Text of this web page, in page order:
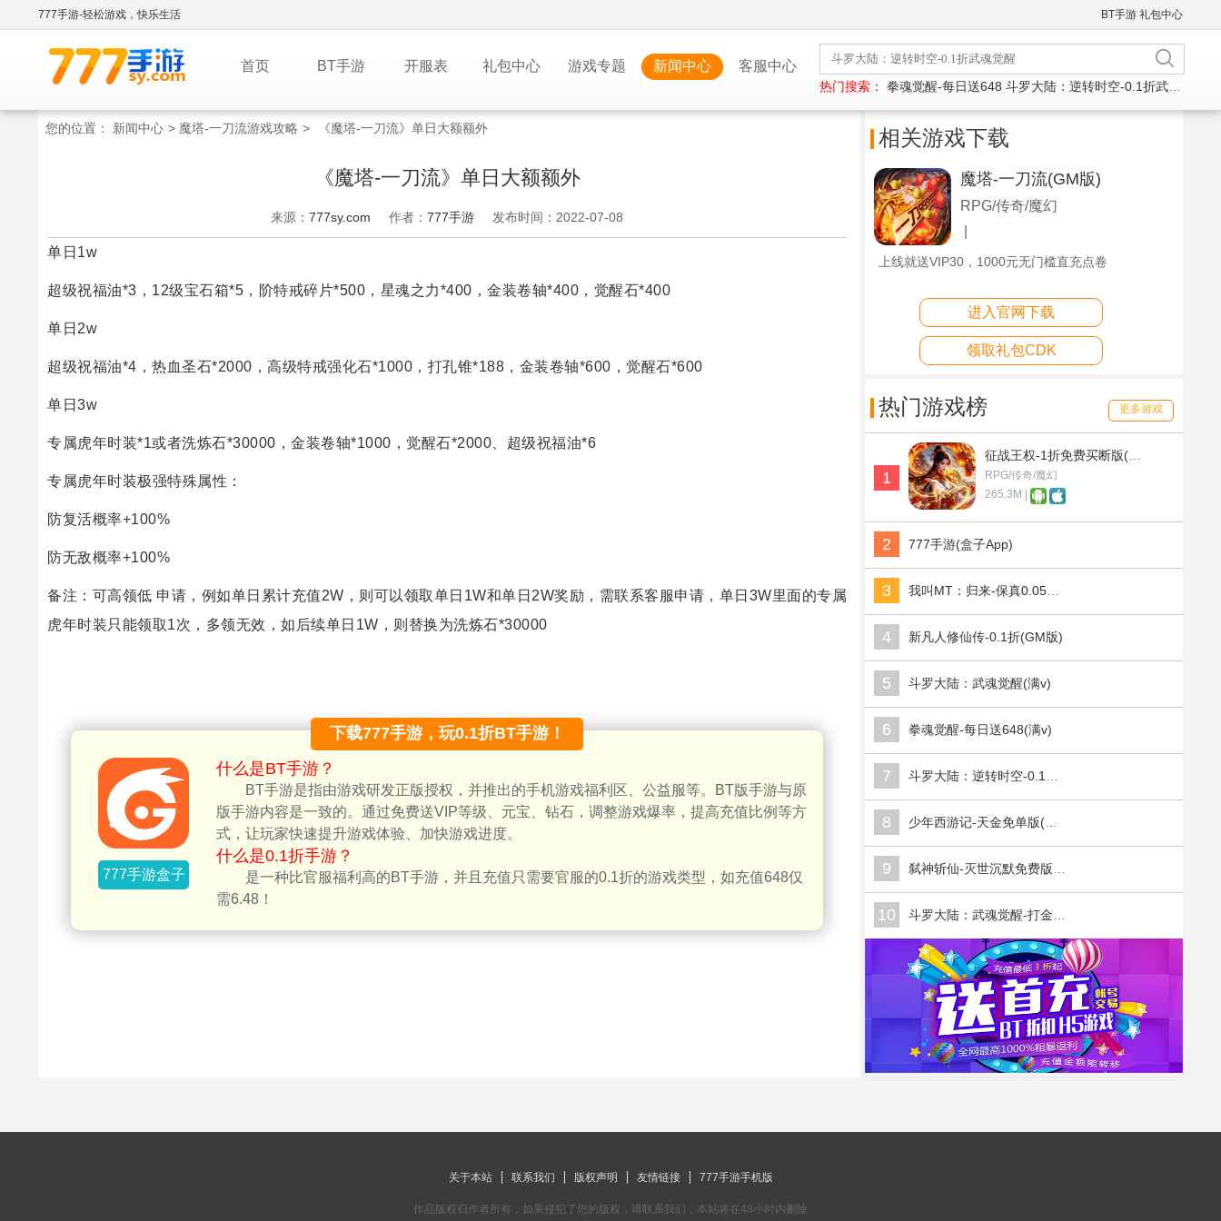
777手游-轻松游戏，快乐生活 BT手游 礼包中心
首页 BT手游 开服表 礼包中心 游戏专题 新闻中心 客服中心
热门搜索： 拳魂觉醒-每日送648 斗罗大陆：逆转时空-0.1折武魂觉醒
您的位置： 新闻中心 > 魔塔-一刀流游戏攻略 > 《魔塔-一刀流》单日大额额外
《魔塔-一刀流》单日大额额外
来源： 777sy.com 作者： 777手游 发布时间：2022-07-08
单日1w
超级祝福油*3，12级宝石箱*5，阶特戒碎片*500，星魂之力*400，金装卷轴*400，觉醒石*400
单日2w
超级祝福油*4，热血圣石*2000，高级特戒强化石*1000，打孔锥*188，金装卷轴*600，觉醒石*600
单日3w
专属虎年时装*1或者洗炼石*30000，金装卷轴*1000，觉醒石*2000、超级祝福油*6
专属虎年时装极强特殊属性：
防复活概率+100%
防无敌概率+100%
备注：可高领低 申请，例如单日累计充值2W，则可以领取单日1W和单日2W奖励，需联系客服申请，单日3W里面的专属
虎年时装只能领取1次，多领无效，如后续单日1W，则替换为洗炼石*30000
下载777手游，玩0.1折BT手游！
777手游盒子
什么是BT手游？
BT手游是指由游戏研发正版授权，并推出的手机游戏福利区、公益服等。BT版手游与原
版手游内容是一致的。通过免费送VIP等级、元宝、钻石，调整游戏爆率，提高充值比例等方
式，让玩家快速提升游戏体验、加快游戏进度。
什么是0.1折手游？
是一种比官服福利高的BT手游，并且充值只需要官服的0.1折的游戏类型，如充值648仅
需6.48！
相关游戏下载
魔塔-一刀流(GM版)
RPG/传奇/魔幻
上线就送VIP30，1000元无门槛直充点卷
进入官网下载
领取礼包CDK
热门游戏榜 更多游戏
1
RPG/传奇/魔幻
265.3M |
2 777手游(盒子App)
3
4 新凡人修仙传-0.1折(GM版)
5 斗罗大陆：武魂觉醒(满v)
6 拳魂觉醒-每日送648(满v)
7
8
9
10
关于本站 联系我们 版权声明 友情链接 777手游手机版
作品版权归作者所有，如果侵犯了您的版权，请联系我们，本站将在48小时内删除